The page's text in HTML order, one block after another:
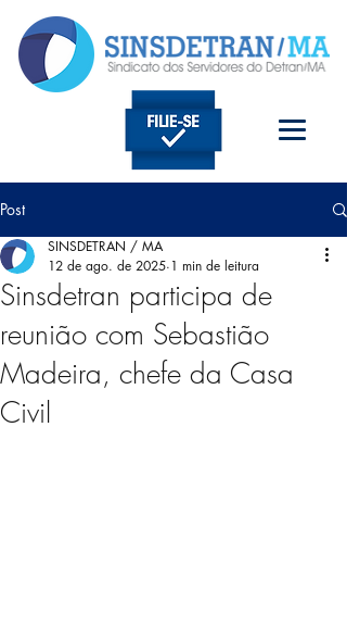
Post
Sinsdetran participa de
reunião com Sebastião
Madeira, chefe da Casa
Civil
SINSDETRAN / MA
12 de ago. de 2025 1 min de leitura